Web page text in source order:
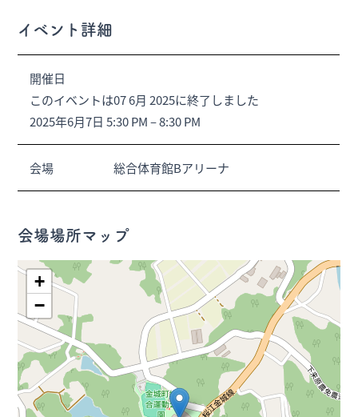
イベント詳細
開催日
このイベントは07 6月 2025に終了しました
2025年6月7日 5:30 PM–8:30 PM
会場 総合体育館Bアリーナ
会場場所マップ
+
−